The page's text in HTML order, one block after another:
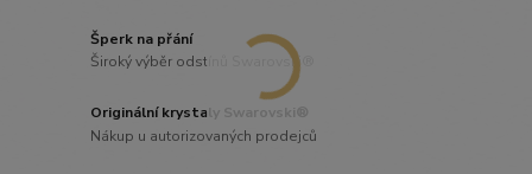
Šperk na přání
Široký výběr odstínů Swarovski®
Originální krystaly Swarovski®
Nákup u autorizovaných prodejců